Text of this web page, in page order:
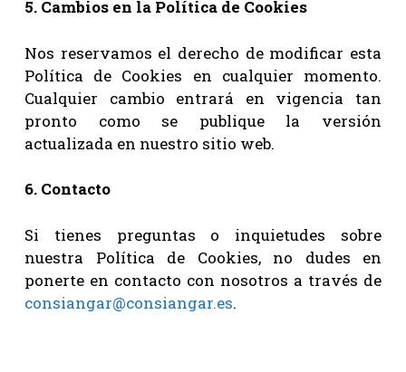
5. Cambios en la Política de Cookies
Nos reservamos el derecho de modificar esta
Política de Cookies en cualquier momento.
Cualquier cambio entrará en vigencia tan
pronto como se publique la versión
actualizada en nuestro sitio web.
6. Contacto
Si tienes preguntas o inquietudes sobre
nuestra Política de Cookies, no dudes en
ponerte en contacto con nosotros a través de
consiangar@consiangar.es.